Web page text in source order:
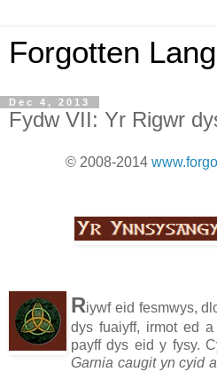
Forgotten
Dec 4, 2013
Fydw VII: Yr Rigwr
© 2008-2014
Riywf eid fesmwys,
dys fuaiyff, irmot ed
payff dys eid y fysy.
Garnia caugit yn cyid